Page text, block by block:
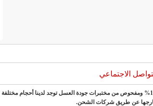
الاجتماعي
عسل نحل عتيق : عسل طبيعي مضمون100% ومفحوص من مختبرات جودة العسل توجد
عن طريق شركات الشحن.